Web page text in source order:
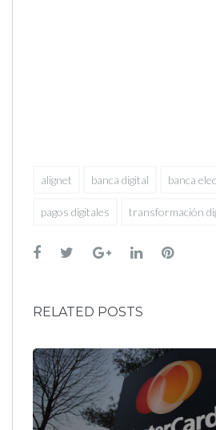
alignet banca digital banca
pagos digitales transformación
Facebook
TwitterGoogle+
LinkedIn
RELATED POSTS